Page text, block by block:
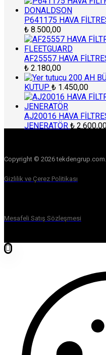
P641175 HAVA
₺ 8.500,00
AF25557 HAVA
₺ 2.180,00
200 AH
KUTUP ₺ 1.450,00
AJ20016 HAVA
JENERATÖR ₺
Copyright © 2026
Gizlilik ve Çerez Politikası
Mesafeli Satış Sözleşmesi